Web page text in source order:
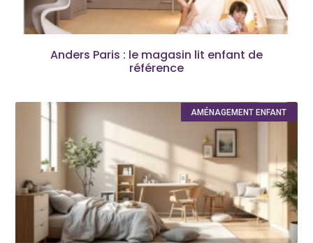
Anders Paris : le magasin lit enfant de
référence
AMÉNAGEMENT ENFANT